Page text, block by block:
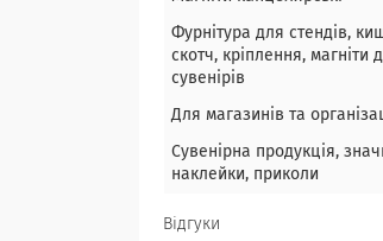
Фурнітура для стендів,
скотч, кріплення, магніти
сувенірів
Для магазинів та
Сувенірна продукція,
наклейки, приколи
Відгуки